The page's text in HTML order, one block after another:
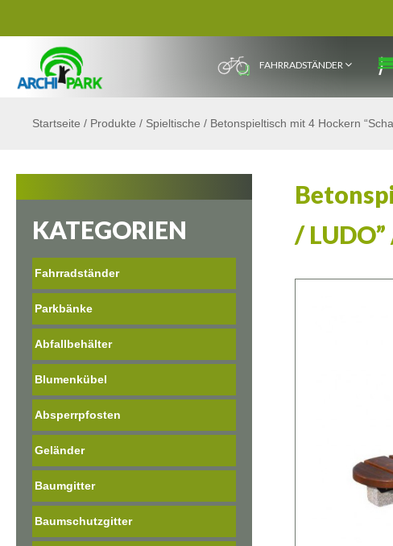
FAHRRADSTÄNDER
Startseite / Produkte / Spieltische / Betonspieltisch mit 4 Hockern
/
KATEGORIEN
Fahrradständer
Parkbänke
Abfallbehälter
Blumenkübel
Absperrpfosten
Geländer
Baumgitter
Baumschutzgitter